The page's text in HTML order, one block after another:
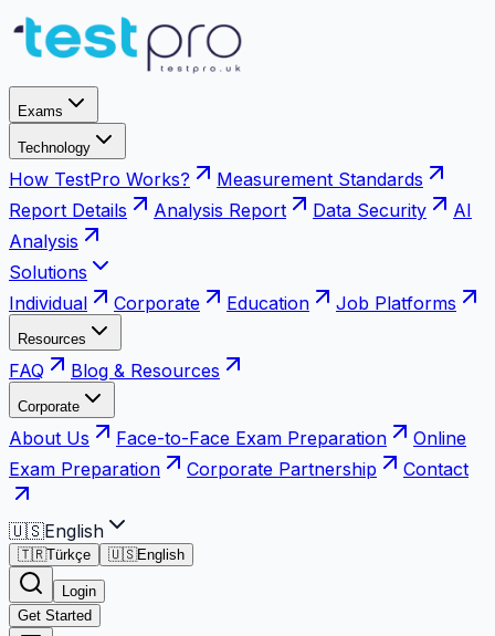
Exams
Technology
How TestPro Works?
Measurement Standards
Report Details
Analysis Report Data Security
AI
Analysis
Solutions
Individual
Corporate Education Job Platforms
Resources
FAQ Blog & Resources
Corporate
About Us Face-to-Face Exam Preparation
Online
Exam Preparation
Corporate Partnership Contact
🇺🇸English
🇹🇷Türkçe 🇺🇸English
Login
Get Started